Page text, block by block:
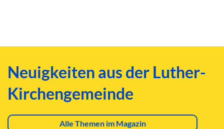
Neuigkeiten aus der Luther-
Kirchengemeinde
Alle Themen im Magazin